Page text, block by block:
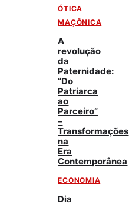
ÓTICA
MAÇÔNICA
A
revolução
da
Paternidade:
“Do
Patriarca
ao
Parceiro”
–
Transformações
na
Era
Contemporânea
ECONOMIA
Dia